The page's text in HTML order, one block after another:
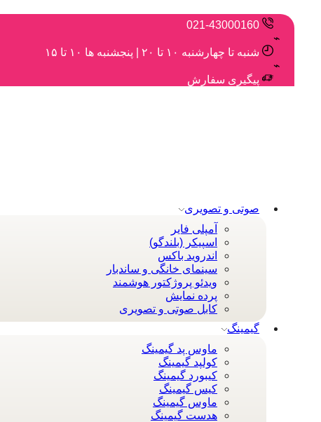
021-43000160
شنبه تا چهارشنبه ۱۰ تا ۲۰ | پنجشنبه ها ۱۰ تا ۱۵
پیگیری سفارش
صوتی و تصویری
آمپلی فایر
اسپیکر (بلندگو)
اندروید باکس
سینمای خانگی و ساندبار
ویدئو پروژکتور هوشمند
پرده نمایش
کابل صوتی و تصویری
گیمینگ
ماوس پد گیمینگ
کولپد گیمینگ
کیبورد گیمینگ
کیس گیمینگ
ماوس گیمینگ
هدست گیمینگ